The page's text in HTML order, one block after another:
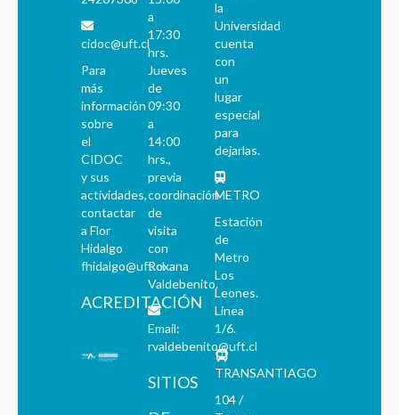
cidoc@uft.cl
Para
más
información
sobre
el
CIDOC
y sus
actividades,
contactar
a Flor
Hidalgo
fhidalgo@uft.cl
ACREDITACIÓN
a
17:30
hrs.
Jueves
de
09:30
a
14:00
hrs.,
previa
coordinación
de
visita
con
Roxana
Valdebenito.
Email:
rvaldebenito@uft.cl
SITIOS
la
Universidad
cuenta
con
un
lugar
especial
para
dejarlas.
METRO
Estación
de
Metro
Los
Leones.
Línea
1/6.
TRANSANTIAGO
104 /